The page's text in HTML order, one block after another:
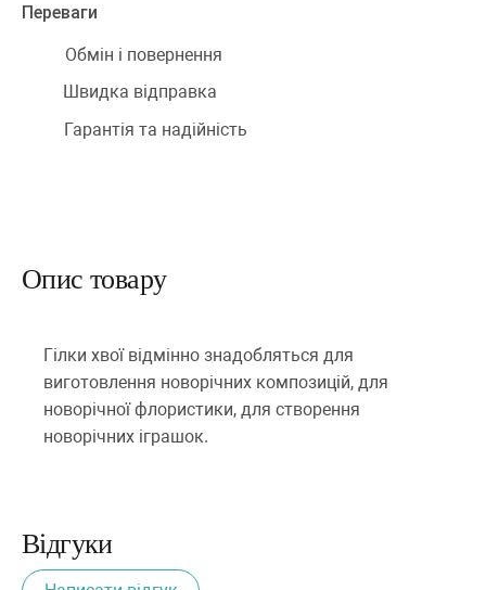
Переваги
Обмін і повернення
Швидка відправка
Гарантія та надійність
Опис товару
Гілки хвої відмінно знадобляться для
виготовлення новорічних композицій, для
новорічної флористики, для створення
новорічних іграшок.
Відгуки